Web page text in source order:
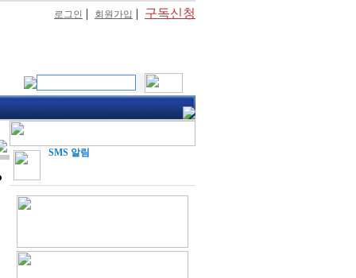
로그인 | 회원가입 | 구독신청
SMS 알림